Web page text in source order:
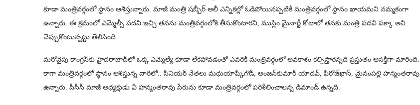
కూడా మంత్రివర్గంలో స్థానం ఆశిస్తున్నారు. మాజీ మంత్రి షబ్బీర్‌ అలీ ఎన్నికల్లో ఓడిపోయినప్పటికీ మంత్రివర్గంలో స్థానం ఖాయమని నమ్మకంగా
ఉన్నారు. ఈ క్రమంలో ఎమ్మెల్సీ పదవి ఇచ్చి తనను మంత్రివర్గంలోకి తీసుకొంటారని, ముస్లిం మైనార్టీ కోటాలో తనకు మంత్రి పదవి పక్కా అని
చెప్పుకొంటున్నట్టు తెలిసింది.
మరోవైపు కాంగ్రెస్‌కు హైదరాబాద్‌లో ఒక్క ఎమ్మెల్యే కూడా లేకపోవడంతో ఎవరికి మంత్రివర్గంలో అవకాశం కల్పిస్తారన్నది ప్రస్తుతం ఆసక్తిగా మారింది.
కాగా మంత్రివర్గంలో స్థానం ఆశిస్తున్న వారిలో.. సీనియర్‌ నేతలు మధుయాష్కీగౌడ్‌, అంజన్‌కుమార్‌ యాదవ్‌, ఫిరోజ్‌ఖాన్‌, మైనంపల్లి హన్మంతరావు
ఉన్నారు. పీసీసీ మాజీ అధ్యక్షుడు వీ హన్మంతరావు పేరును కూడా మంత్రివర్గంలో పరిశీలించాలన్న డిమాండ్‌ ఉన్నది.